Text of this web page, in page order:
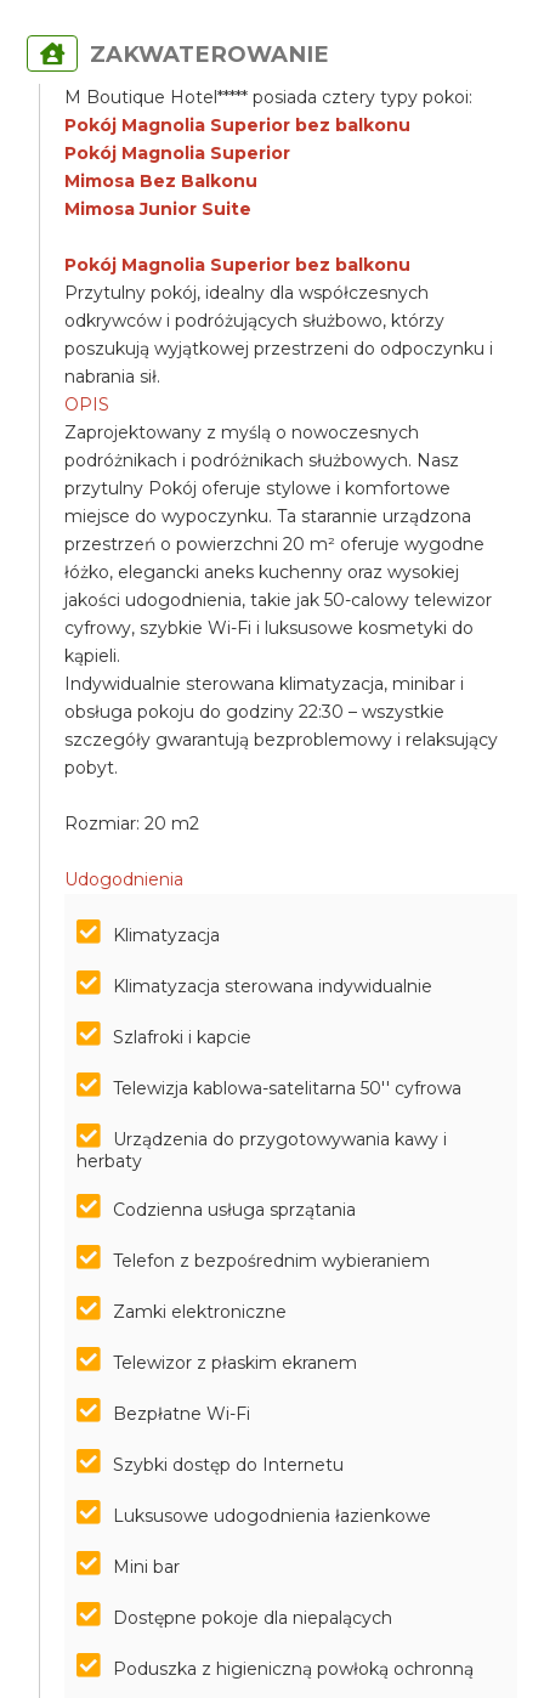
ZAKWATEROWANIE
M Boutique Hotel***** posiada cztery typy pokoi:
Pokój Magnolia Superior bez balkonu
Pokój Magnolia Superior
Mimosa Bez Balkonu
Mimosa Junior Suite
Pokój Magnolia Superior bez balkonu
Przytulny pokój, idealny dla współczesnych
odkrywców i podróżujących służbowo, którzy
poszukują wyjątkowej przestrzeni do odpoczynku i
nabrania sił.
OPIS
Zaprojektowany z myślą o nowoczesnych
podróżnikach i podróżnikach służbowych. Nasz
przytulny Pokój oferuje stylowe i komfortowe
miejsce do wypoczynku. Ta starannie urządzona
przestrzeń o powierzchni 20 m² oferuje wygodne
łóżko, elegancki aneks kuchenny oraz wysokiej
jakości udogodnienia, takie jak 50-calowy telewizor
cyfrowy, szybkie Wi-Fi i luksusowe kosmetyki do
kąpieli.
Indywidualnie sterowana klimatyzacja, minibar i
obsługa pokoju do godziny 22:30 – wszystkie
szczegóły gwarantują bezproblemowy i relaksujący
pobyt.
Rozmiar: 20 m2
Udogodnienia
Klimatyzacja
Klimatyzacja sterowana indywidualnie
Szlafroki i kapcie
Telewizja kablowa-satelitarna 50'' cyfrowa
Urządzenia do przygotowywania kawy i
herbaty
Codzienna usługa sprzątania
Telefon z bezpośrednim wybieraniem
Zamki elektroniczne
Telewizor z płaskim ekranem
Bezpłatne Wi-Fi
Szybki dostęp do Internetu
Luksusowe udogodnienia łazienkowe
Mini bar
Dostępne pokoje dla niepalących
Poduszka z higieniczną powłoką ochronną